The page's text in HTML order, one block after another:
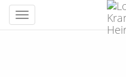
Menü
ausklappen